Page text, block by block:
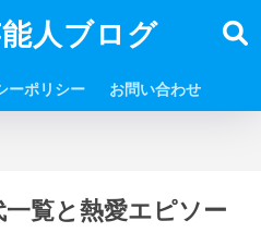
人ブログ
ーポリシー お問い合わせ
覧と熱愛エピソー